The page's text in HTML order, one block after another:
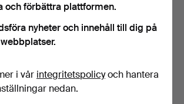
22 bud
465 USD
och förbättra plattformen.
nyheter och innehåll till dig på
i vår integritetspolicyoch hantera
nedan.